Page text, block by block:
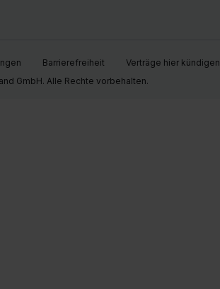
Barrierefreiheit Verträge hier kündigen
GmbH. Alle Rechte vorbehalten.